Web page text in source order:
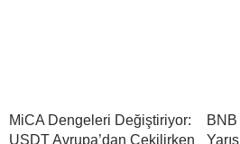
MiCA Dengeleri Değiştiriyor:
USDT Avrupa’dan Çekilirken